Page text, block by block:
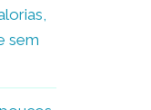
sem